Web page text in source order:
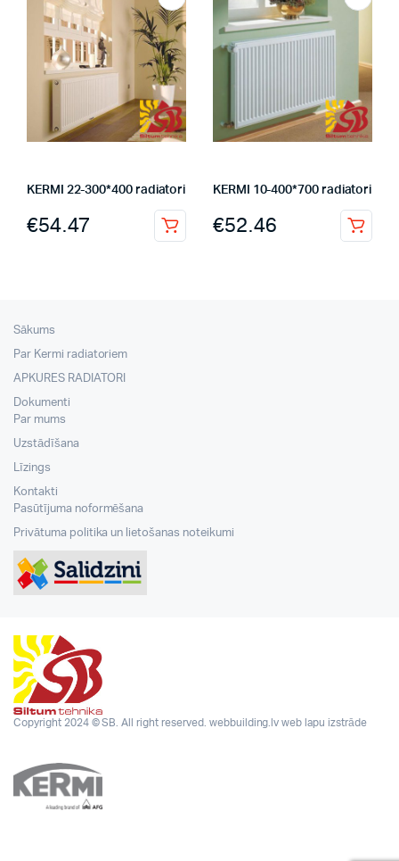
KERMI 22-300*400 radiatori
€54.47
KERMI 10-400*700 radiatori
€52.46
Sākums
Par Kermi radiatoriem
APKURES RADIATORI
Dokumenti
Par mums
Uzstādīšana
Līzings
Kontakti
Pasūtījuma noformēšana
Privātuma politika un lietošanas noteikumi
Copyright 2024 © SB. All right reserved. webbuilding.lvweb lapu izstrāde